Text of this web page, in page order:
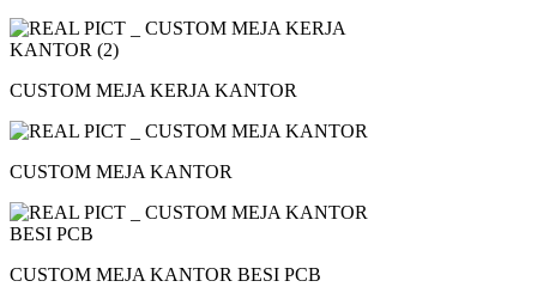
CUSTOM MEJA KERJA KANTOR
CUSTOM MEJA KANTOR
CUSTOM MEJA KANTOR BESI PCB